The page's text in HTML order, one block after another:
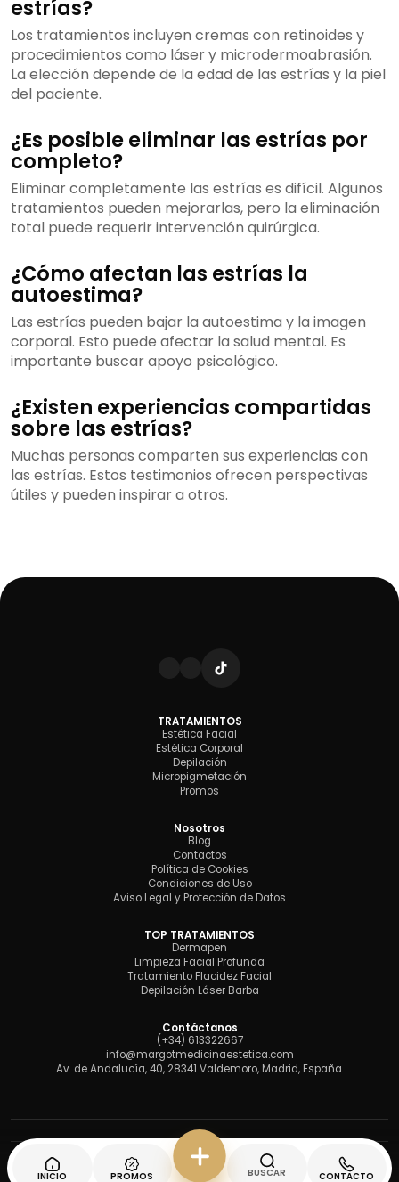
estrías?
Los tratamientos incluyen cremas con retinoides y
procedimientos como láser y microdermoabrasión.
La elección depende de la edad de las estrías y la piel
del paciente.
¿Es posible eliminar las estrías por
completo?
Eliminar completamente las estrías es difícil. Algunos
tratamientos pueden mejorarlas, pero la eliminación
total puede requerir intervención quirúrgica.
¿Cómo afectan las estrías la
autoestima?
Las estrías pueden bajar la autoestima y la imagen
corporal. Esto puede afectar la salud mental. Es
importante buscar apoyo psicológico.
¿Existen experiencias compartidas
sobre las estrías?
Muchas personas comparten sus experiencias con
las estrías. Estos testimonios ofrecen perspectivas
útiles y pueden inspirar a otros.
INICIO PROMOS BUSCAR CONTACTO
TRATAMIENTOS
Estética Facial
Estética Corporal
Depilación
Micropigmetación
Promos
Nosotros
Blog
Contactos
Política de Cookies
Condiciones de Uso
Aviso Legal y Protección de Datos
TOP TRATAMIENTOS
Dermapen
Limpieza Facial Profunda
Tratamiento Flacidez Facial
Depilación Láser Barba
Contáctanos
(+34) 613322667
info@margotmedicinaestetica.com
Av. de Andalucía, 40, 28341 Valdemoro, Madrid, España.
Desarrollado con por Caribeclic.com